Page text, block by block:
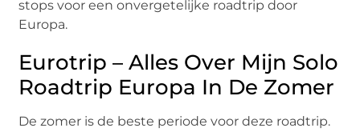
stops voor een onvergetelijke roadtrip door
Europa.
Eurotrip – Alles Over Mijn Solo
Roadtrip Europa In De Zomer
De zomer is de beste periode voor deze roadtrip.